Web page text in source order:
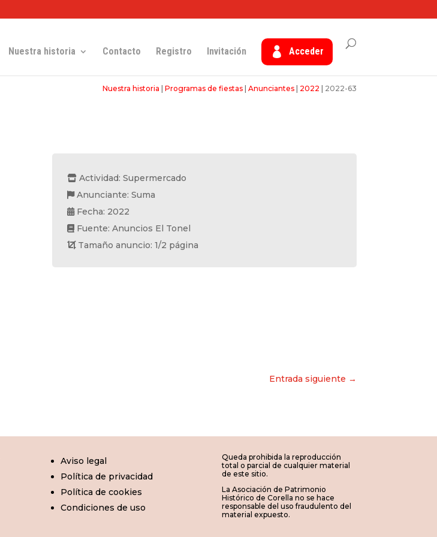
Nuestra historia Contacto Registro Invitación Acceder
Nuestra historia Programas de fiestas| Anunciantes| 2022 2022-63
Actividad: Supermercado
Anunciante: Suma
Fecha: 2022
Fuente: Anuncios El Tonel
Tamaño anuncio: 1/2 página
Entrada siguiente →
Aviso legal
Política de privacidad
Política de cookies
Condiciones de uso
Queda prohibida la reproducción
total o parcial de cualquier material
de este sitio.
La Asociación de Patrimonio
Histórico de Corella no se hace
responsable del uso fraudulento del
material expuesto.